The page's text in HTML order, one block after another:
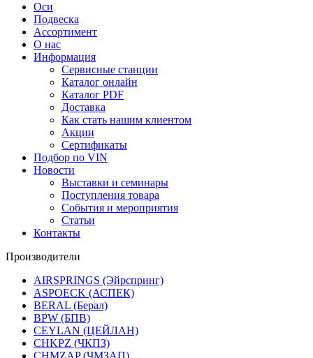
Оси
Подвеска
Ассортимент
О нас
Информация
Сервисные станции
Каталог онлайн
Каталог PDF
Доставка
Как стать нашим клиентом
Акции
Сертификаты
Подбор по VIN
Новости
Выставки и семинары
Поступления товара
События и мероприятия
Статьи
Контакты
Производители
AIRSPRINGS (Эйрспринг)
ASPOECK (АСПЕК)
BERAL (Берал)
BPW (БПВ)
CEYLAN (ЦЕЙЛАН)
CHKPZ (ЧКПЗ)
CHMZAP (ЧМЗАП)